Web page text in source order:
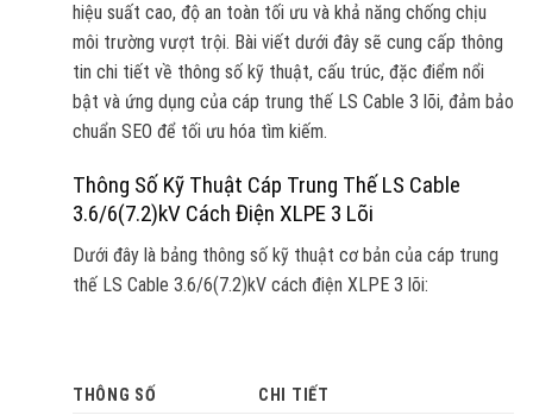
hiệu suất cao, độ an toàn tối ưu và khả năng chống chịu
môi trường vượt trội. Bài viết dưới đây sẽ cung cấp thông
tin chi tiết về thông số kỹ thuật, cấu trúc, đặc điểm nổi
bật và ứng dụng của cáp trung thế LS Cable 3 lõi, đảm bảo
chuẩn SEO để tối ưu hóa tìm kiếm.
Thông Số Kỹ Thuật Cáp Trung Thế LS Cable
3.6/6(7.2)kV Cách Điện XLPE 3 Lõi
Dưới đây là bảng thông số kỹ thuật cơ bản của cáp trung
thế LS Cable 3.6/6(7.2)kV cách điện XLPE 3 lõi:
THÔNG SỐ
CHI TIẾT